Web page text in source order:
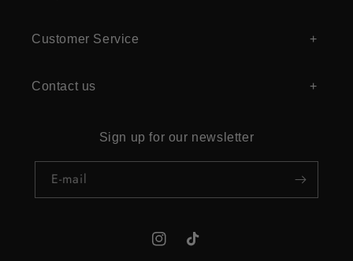
Customer Service
Contact us
Sign up for our newsletter
E‑mail
InstagramTikTok